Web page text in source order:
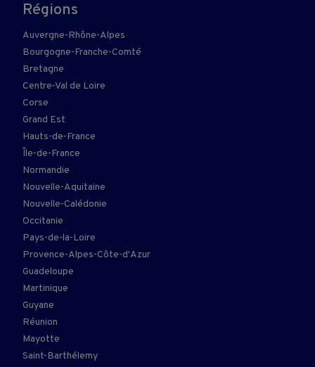
Régions
Auvergne-Rhône-Alpes
Bourgogne-Franche-Comté
Bretagne
Centre-Val de Loire
Corse
Grand Est
Hauts-de-France
Île-de-France
Normandie
Nouvelle-Aquitaine
Nouvelle-Calédonie
Occitanie
Pays-de-la-Loire
Provence-Alpes-Côte-d'Azur
Guadeloupe
Martinique
Guyane
Réunion
Mayotte
Saint-Barthélemy